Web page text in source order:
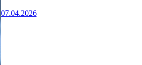
07.04.2026